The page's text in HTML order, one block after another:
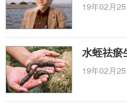
19年02月25
水蛭祛瘀
19年02月25